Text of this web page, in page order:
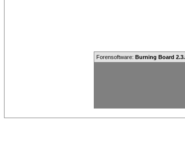
Forensoftware: Burning Board